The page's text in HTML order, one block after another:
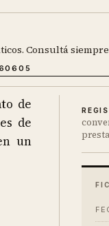
Consultá
de
de
un